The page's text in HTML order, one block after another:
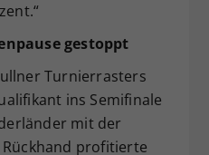
gestoppt
Turnierrasters
ins Semifinale
mit der
profitierte